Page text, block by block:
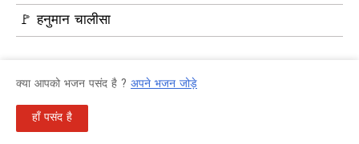
🚩 हनुमान चालीसा
About US Privacy Policy
क्या आपको भजन पसंद है ? अपने भजन जोड़े
हाँ पसंद है